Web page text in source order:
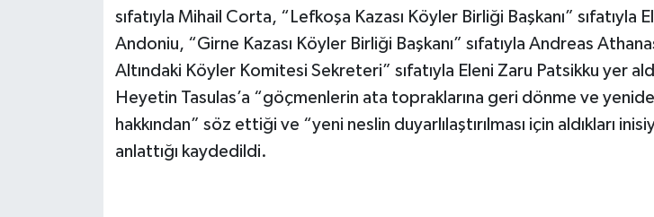
sıfatıyla Mihail Corta, “Lefkoşa Kazası Köyler Birliği Başkanı” sıfatıyla
Andoniu, “Girne Kazası Köyler Birliği Başkanı” sıfatıyla Andreas
Altındaki Köyler Komitesi Sekreteri” sıfatıyla Eleni Zaru Patsikku yer
Heyetin Tasulas’a “göçmenlerin ata topraklarına geri dönme ve
hakkından” söz ettiği ve “yeni neslin duyarlılaştırılması için aldıkları
anlattığı kaydedildi.